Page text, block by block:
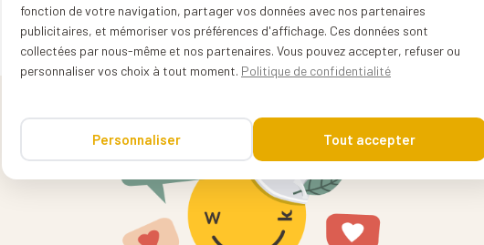
fonction de votre navigation, partager vos données avec nos partenaires
publicitaires, et mémoriser vos préférences d'affichage. Ces données sont
collectées par nous-même et nos partenaires. Vous pouvez accepter, refuser ou
personnaliser vos choix à tout moment. Politique de confidentialité
Personnaliser Tout accepter